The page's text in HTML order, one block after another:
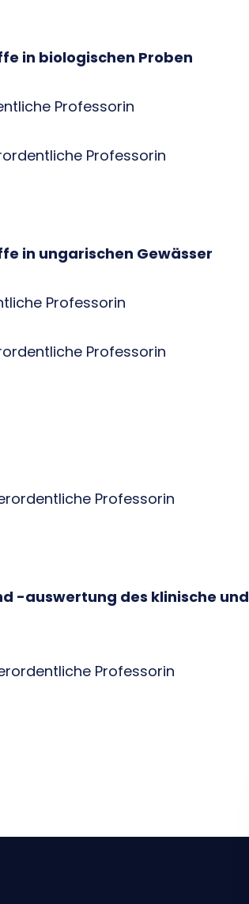
in biologischen Proben
Professorin
Professorin
in ungarischen Gewässer
Professorin
Professorin
Professorin
-auswertung des klinische und
Professorin